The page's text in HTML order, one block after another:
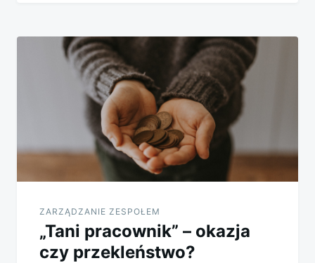
ZARZĄDZANIE ZESPOŁEM
„Tani pracownik” – okazja
czy przekleństwo?